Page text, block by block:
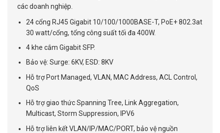
các doanh nghiệp.
24 cổng RJ45 Gigabit 10/100/1000BASE-T, PoE+ 802.3at
30 watt/cổng, tổng công suất tối đa 400W.
4 khe cắm Gigabit SFP.
Bảo vệ: Surge: 6KV, ESD: 8KV
Hỗ trợ Port Managed, VLAN, MAC Address, ACL Control,
QoS
Hỗ trợ giao thức Spanning Tree, Link Aggregation,
Multicast, Storm Suppression, IPV6
Hỗ trợ liên kết VLAN/IP/MAC/PORT, bảo vệ nguồn